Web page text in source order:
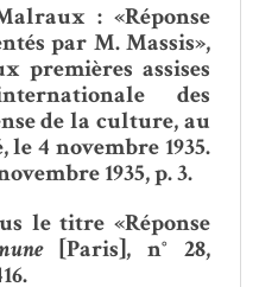
: «Réponse
par M. Massis»,
premières assises
des
de la culture, au
4 novembre 1935.
1935, p. 3.
le titre «Réponse
[Paris], n° 28,